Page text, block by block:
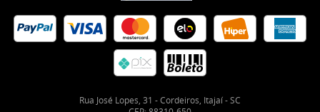
Rua José Lopes, 31 -Cordeiros, Itajaí-SC